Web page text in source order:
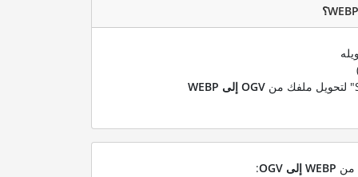
OGV إلى WEBP
من WEBP إلى OGV :